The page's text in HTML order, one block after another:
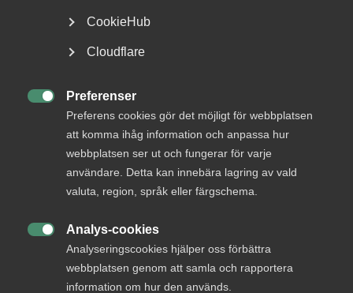
CookieHub
Cloudflare
Preferenser
Preferens cookies gör det möjligt för webbplatsen
att komma ihåg information och anpassa hur
webbplatsen ser ut och fungerar för varje
användare. Detta kan innebära lagring av vald
valuta, region, språk eller färgschema.
Analys-cookies
Analyseringscookies hjälper oss förbättra
webbplatsen genom att samla och rapportera
information om hur den används.
Cookie-inställningar
+46 8 762 67 04
+46 70 345 67 04
Bli en del av framtidens
arbetsliv